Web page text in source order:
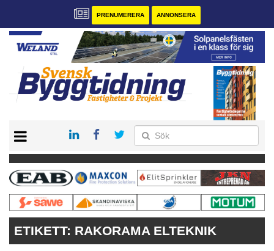
PRENUMERERA ANNONSERA
PRENUMERERA
VÅRA ANDRA MAGASIN
ANNONSERA
KONTAKT
ETIKETT: RAKORAMA ELTEKNIK